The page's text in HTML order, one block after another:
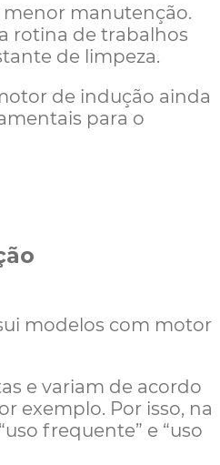
manutenção.
rotina de trabalhos
de limpeza.
de indução ainda
para o
modelos com motor
e variam de acordo
exemplo. Por isso, na
frequente” e “uso